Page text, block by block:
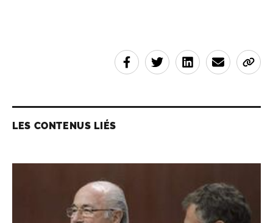
LES CONTENUS LIÉS